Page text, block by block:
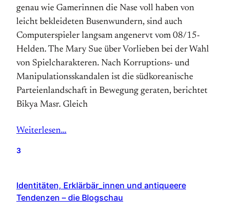
genau wie Gamerinnen die Nase voll haben von
leicht bekleideten Busenwundern, sind auch
Computerspieler langsam angenervt vom 08/15-
Helden. The Mary Sue über Vorlieben bei der Wahl
von Spielcharakteren. Nach Korruptions- und
Manipulationsskandalen ist die südkoreanische
Parteienlandschaft in Bewegung geraten, berichtet
Bikya Masr. Gleich
Weiterlesen…
3
Identitäten, Erklärbär_innen und antiqueere
Tendenzen – die Blogschau